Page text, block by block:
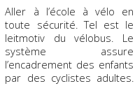
Aller à l’école à vélo en
toute sécurité. Tel est le
leitmotiv du vélobus. Le
système assure
l’encadrement des enfants
par des cyclistes adultes.